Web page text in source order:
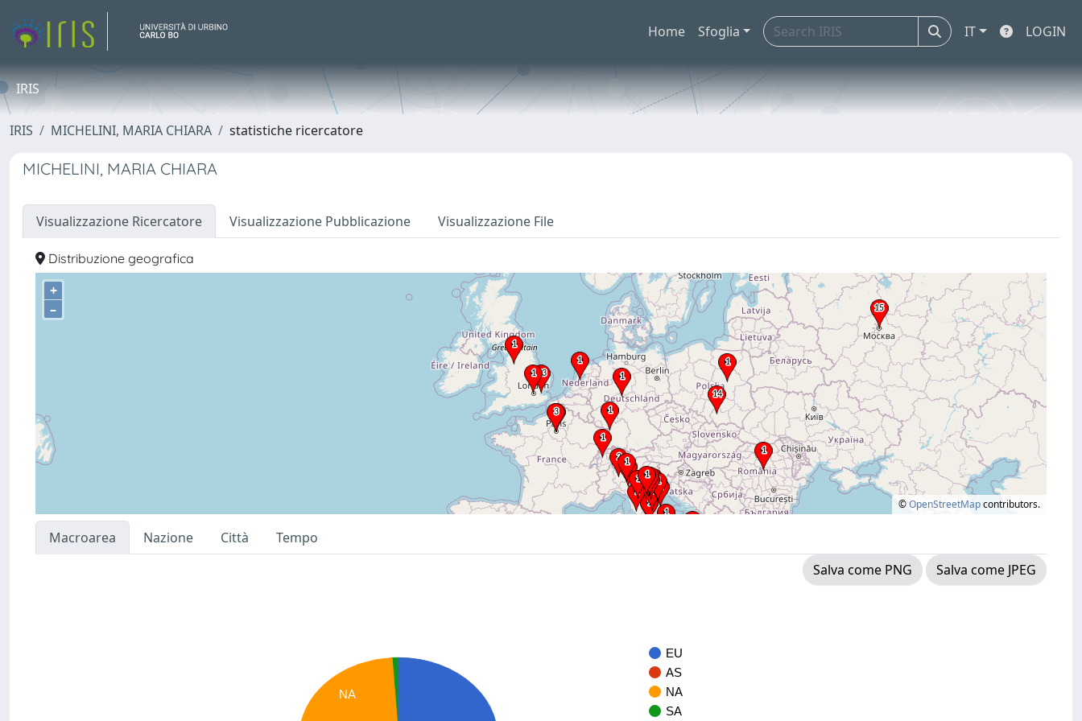
Home Sfoglia IT LOGIN
IRIS
IRIS MICHELINI, MARIA CHIARA statistiche ricercatore
MICHELINI, MARIA CHIARA
Visualizzazione Ricercatore Visualizzazione Pubblicazione Visualizzazione File
Distribuzione geografica
+
–
©OpenStreetMapcontributors.
Macroarea Nazione Città
Tempo
Salva come PNG
Salva come JPEG
EU
AS
NA
SA
NA